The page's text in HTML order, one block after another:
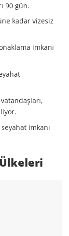
90 gün.
kadar vizesiz
imkanı
imkanı